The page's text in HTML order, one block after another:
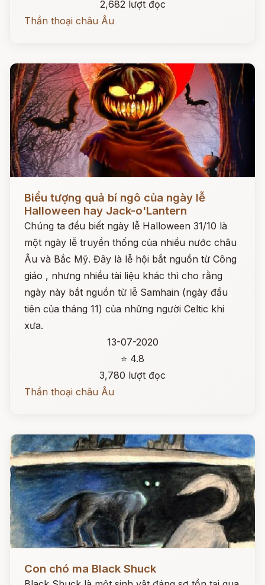
2,682 lượt đọc
Thần thoại châu Âu
Đọc ngay
Biểu tượng quả bí ngô của ngày lễ
Halloween hay Jack-o'Lantern
Chúng ta đều biết ngày lễ Halloween 31/10 là
một ngày lễ truyền thống của nhiều nước châu
Âu và Bắc Mỹ. Đây là lễ hội bắt nguồn từ Công
giáo , nhưng nhiều tài liệu khác thì cho rằng
ngày này bắt nguồn từ lễ Samhain (ngày đầu
tiên của tháng 11) của những người Celtic khi
xưa.
13-07-2020
⭐ 4.8
3,780 lượt đọc
Thần thoại châu Âu
Con chó ma Black Shuck